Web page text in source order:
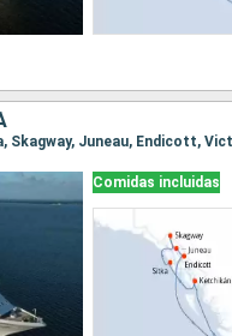
Skagway, Juneau, Endicott,
Comidas incluidas